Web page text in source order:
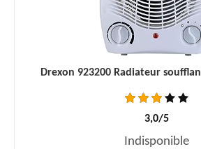
Drexon 923200 Radiateur
3,0/5
Indisponible